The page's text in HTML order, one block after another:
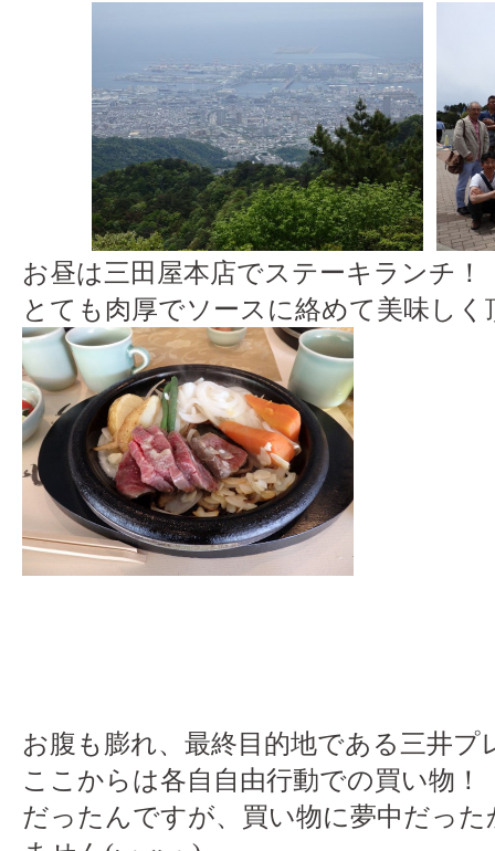
お昼は三田屋本店でステーキランチ！
とても肉厚でソースに絡めて美味し
お腹も膨れ、最終目的地である三井
ここからは各自自由行動での買い物！
だったんですが、買い物に夢中だっ